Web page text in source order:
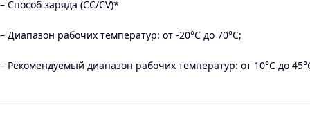
– Способ заряда (CC/CV)*
– Диапазон рабочих температур: от -20°С до 70°С;
– Рекомендуемый диапазон рабочих температур: от 10°С до